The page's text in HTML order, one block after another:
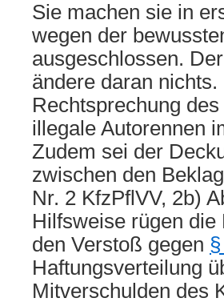
Sie machen sie in
wegen der
ausgeschlossen.
ändere daran
Rechtsprechung
illegale Autorennen
Zudem sei der
zwischen den
Nr. 2 KfzPflVV, 2b)
Hilfsweise rügen die
den Verstoß gegen
Haftungsverteilung
Mitverschulden des